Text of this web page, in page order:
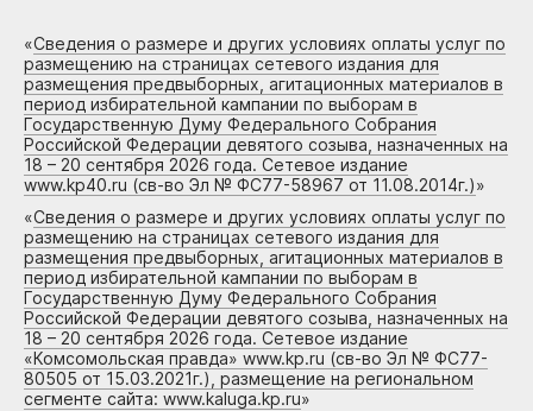
«Сведения о размере и других условиях оплаты услуг по
размещению на страницах сетевого издания для
размещения предвыборных, агитационных материалов в
период избирательной кампании по выборам в
Государственную Думу Федерального Собрания
Российской Федерации девятого созыва, назначенных на
18 – 20 сентября 2026 года. Сетевое издание
www.kp40.ru (св-во Эл № ФС77-58967 от 11.08.2014г.)»
«Сведения о размере и других условиях оплаты услуг по
размещению на страницах сетевого издания для
размещения предвыборных, агитационных материалов в
период избирательной кампании по выборам в
Государственную Думу Федерального Собрания
Российской Федерации девятого созыва, назначенных на
18 – 20 сентября 2026 года. Сетевое издание
«Комсомольская правда» www.kp.ru (св-во Эл № ФС77-
80505 от 15.03.2021г.), размещение на региональном
сегменте сайта: www.kaluga.kp.ru»